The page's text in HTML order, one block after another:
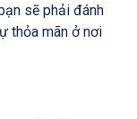
sẽ phải đánh
thỏa mãn ở nơi